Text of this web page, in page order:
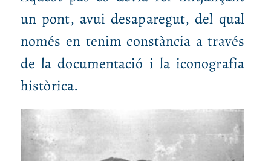
un pont, avui desaparegut, del qual
només en tenim constància a través
de la documentació i la iconografia
històrica.